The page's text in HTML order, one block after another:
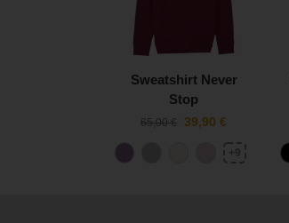
Sweatshirt Never
Stop
65,00€ 39,90€